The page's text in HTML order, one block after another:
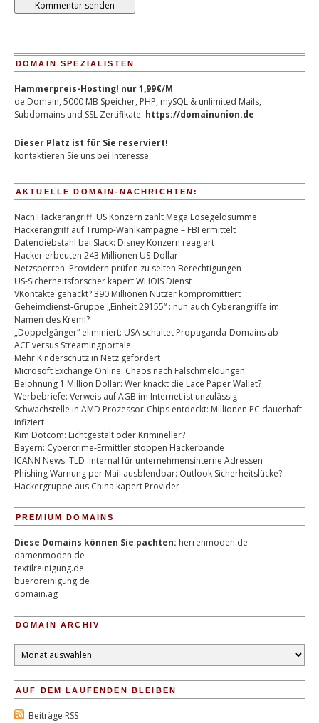
DOMAIN SPEZIALISTEN
Hammerpreis-Hosting! nur 1,99€/M
de Domain, 5000 MB Speicher, PHP, mySQL & unlimited Mails,
Subdomains und SSL Zertifikate. https://domainunion.de
Dieser Platz ist für Sie reserviert!
kontaktieren Sie uns bei Interesse
AKTUELLE DOMAIN-NACHRICHTEN:
Nach Hackerangriff: US Konzern zahlt Mega Lösegeldsumme
Hackerangriff auf Trump-Wahlkampagne – FBI ermittelt
Datendiebstahl bei Slack: Disney Konzern reagiert
Hacker erbeuten 243 Millionen US-Dollar
Netzsperren: Providern prüfen zu selten Berechtigungen
US-Sicherheitsforscher kapert WHOIS Dienst
VKontakte gehackt? 390 Millionen Nutzer kompromittiert
Geheimdienst-Gruppe „Einheit 29155“ : nun auch Cyberangriffe im
Namen des Kreml?
„Doppelgänger“ eliminiert: USA schaltet Propaganda-Domains ab
ACE versus Streamingportale
Mehr Kinderschutz in Netz gefordert
Microsoft Exchange Online: Chaos nach Falschmeldungen
Belohnung 1 Million Dollar: Wer knackt die Lace Paper Wallet?
Werbebriefe: Verweis auf AGB im Internet ist unzulässig
Schwachstelle in AMD Prozessor-Chips entdeckt: Millionen PC dauerhaft
infiziert
Kim Dotcom: Lichtgestalt oder Krimineller?
Bayern: Cybercrime-Ermittler stoppen Hackerbande
ICANN News: TLD .internal für unternehmensinterne Adressen
Phishing Warnung per Mail ausblendbar: Outlook Sicherheitslücke?
Hackergruppe aus China kapert Provider
PREMIUM DOMAINS
Diese Domains können Sie pachten: herrenmoden.de
damenmoden.de
textilreinigung.de
bueroreinigung.de
domain.ag
DOMAIN ARCHIV
Domain
Archiv
AUF DEM LAUFENDEN BLEIBEN
Beiträge RSS